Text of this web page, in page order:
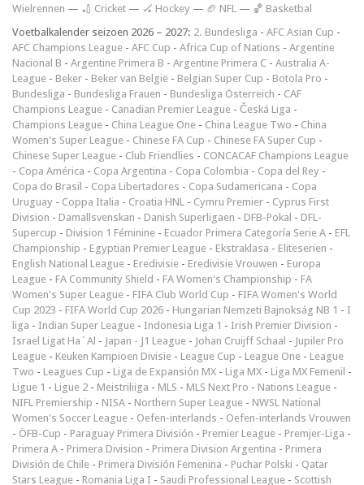
Wielrennen — 🏏 Cricket — 🏑 Hockey — 🏈 NFL — 🏀 Basketbal
Voetbalkalender seizoen 2026 – 2027: 2. Bundesliga - AFC Asian Cup -
AFC Champions League - AFC Cup - Africa Cup of Nations - Argentine
Nacional B - Argentine Primera B - Argentine Primera C - Australia A-
League - Beker - Beker van België - Belgian Super Cup - Botola Pro -
Bundesliga - Bundesliga Frauen - Bundesliga Österreich - CAF
Champions League - Canadian Premier League - Česká Liga -
Champions League - China League One - China League Two - China
Women's Super League - Chinese FA Cup - Chinese FA Super Cup -
Chinese Super League - Club Friendlies - CONCACAF Champions League
- Copa América - Copa Argentina - Copa Colombia - Copa del Rey -
Copa do Brasil - Copa Libertadores - Copa Sudamericana - Copa
Uruguay - Coppa Italia - Croatia HNL - Cymru Premier - Cyprus First
Division - Damallsvenskan - Danish Superligaen - DFB-Pokal - DFL-
Supercup - Division 1 Féminine - Ecuador Primera Categoría Serie A - EFL
Championship - Egyptian Premier League - Ekstraklasa - Eliteserien -
English National League - Eredivisie - Eredivisie Vrouwen - Europa
League - FA Community Shield - FA Women's Championship - FA
Women's Super League - FIFA Club World Cup - FIFA Women's World
Cup 2023 - FIFA World Cup 2026 - Hungarian Nemzeti Bajnokság NB 1 - I
liga - Indian Super League - Indonesia Liga 1 - Irish Premier Division -
Israel Ligat Ha`Al - Japan - J1 League - Johan Cruijff Schaal - Jupiler Pro
League - Keuken Kampioen Divisie - League Cup - League One - League
Two - Leagues Cup - Liga de Expansión MX - Liga MX - Liga MX Femenil -
Ligue 1 - Ligue 2 - Meistriliiga - MLS - MLS Next Pro - Nations League -
NIFL Premiership - NISA - Northern Super League - NWSL National
Women's Soccer League - Oefen-interlands - Oefen-interlands Vrouwen
- ÖFB-Cup - Paraguay Primera División - Premier League - Premjer-Liga -
Primera A - Primera Division - Primera Division Argentina - Primera
División de Chile - Primera División Femenina - Puchar Polski - Qatar
Stars League - Romania Liga I - Saudi Professional League - Scottish